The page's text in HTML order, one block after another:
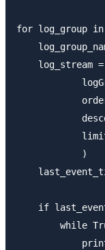
for log_group
log_stream
            )
if
while